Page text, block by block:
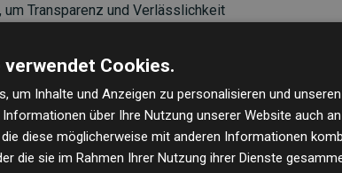
um Transparenz und Verlässlichkeit
unsere Investitionen in Klimaschutzprojekte im
CO₂-Emissionender teilnehmenden
klarer Nachweis für die messbare Klimawirkung
verwendet Cookies.
um Inhalte und Anzeigen zu personalisieren und
Informationen über Ihre Nutzung unserer Website auch
diese möglicherweise mit anderen Informationen
die sie im Rahmen Ihrer Nutzung ihrer Dienste